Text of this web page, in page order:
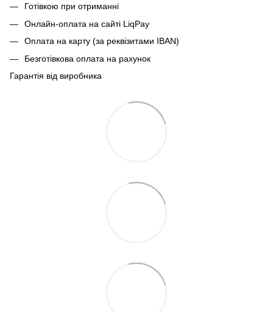
Готівкою при отриманні
Онлайн-оплата на сайті LiqPay
Оплата на карту (за реквізитами IBAN)
Безготівкова оплата на рахунок
Гарантія від виробника